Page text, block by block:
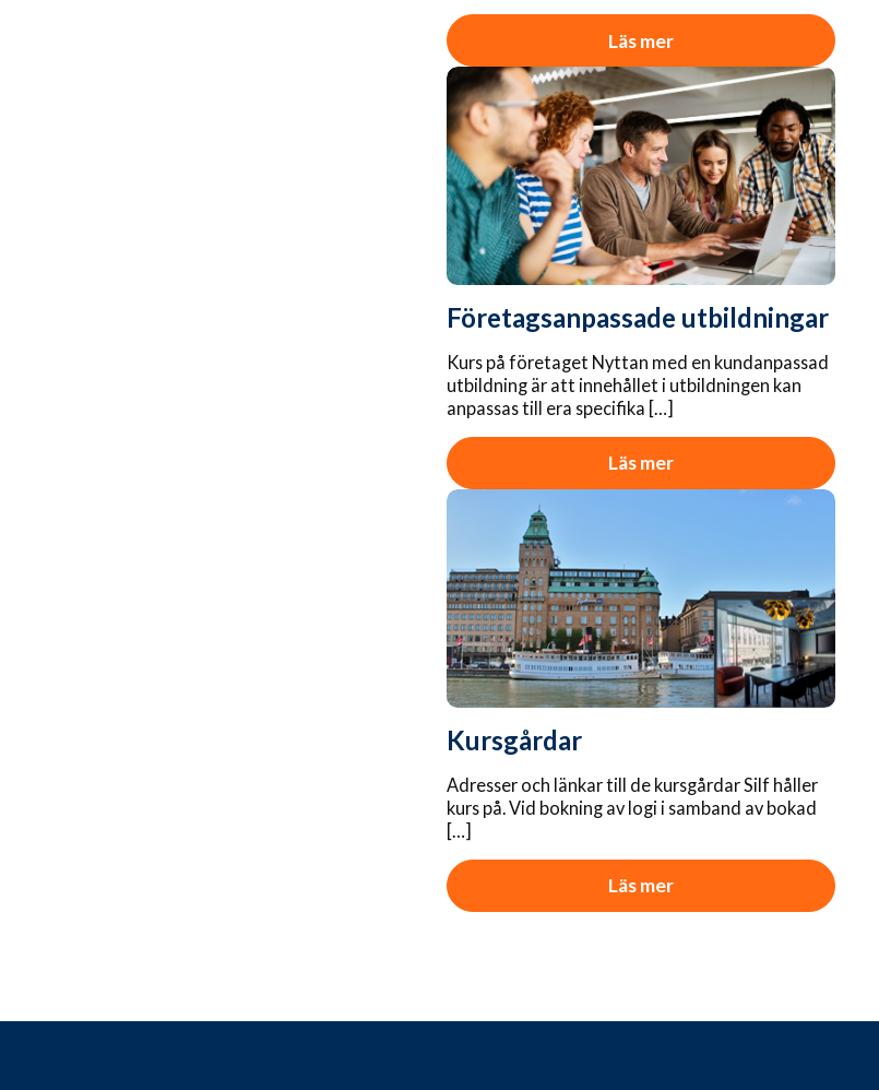
Läs mer
Företagsanpassade utbildningar
Kurs på företaget Nyttan med en kundanpassad
utbildning är att innehållet i utbildningen kan
anpassas till era specifika […]
Läs mer
Kursgårdar
Adresser och länkar till de kursgårdar Silf håller
kurs på. Vid bokning av logi i samband av bokad
[…]
Läs mer